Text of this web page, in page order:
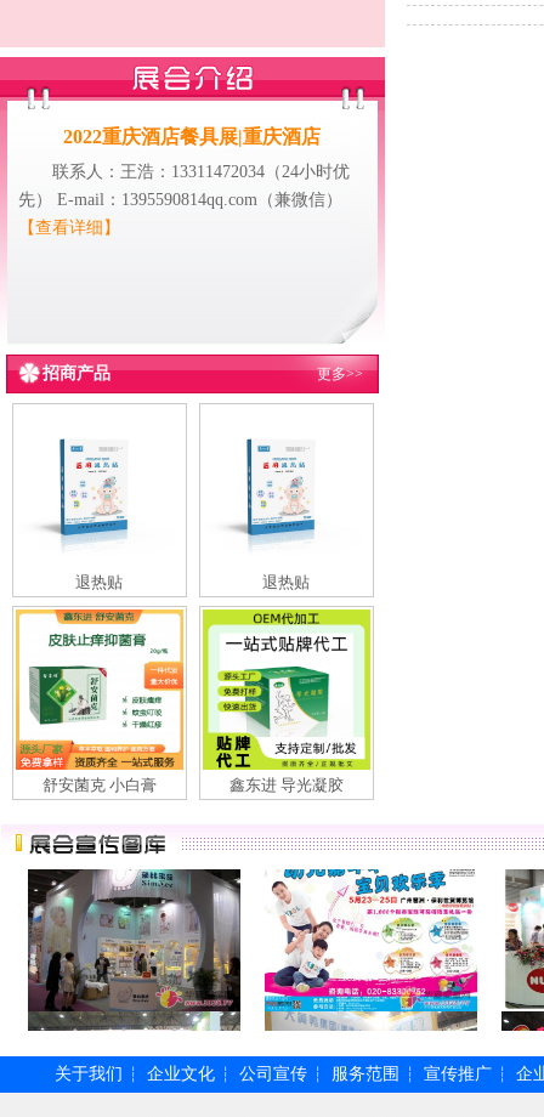
2022重庆酒店餐具展|重庆酒店
联系人：王浩：13311472034（24小时优
先） E-mail：1395590814qq.com（兼微信）
【查看详细】
招商产品 更多>>
退热贴 退热贴
舒安菌克 小白膏 鑫东进 导光凝胶
关于我们 ┆ 企业文化 ┆ 公司宣传 ┆ 服务范围 ┆ 宣传推广 ┆ 企